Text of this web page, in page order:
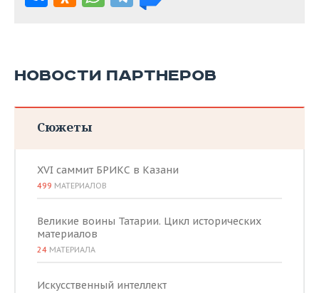
НОВОСТИ ПАРТНЕРОВ
Сюжеты
XVI саммит БРИКС в Казани
499 МАТЕРИАЛОВ
Великие воины Татарии. Цикл исторических
материалов
24 МАТЕРИАЛА
Искусственный интеллект